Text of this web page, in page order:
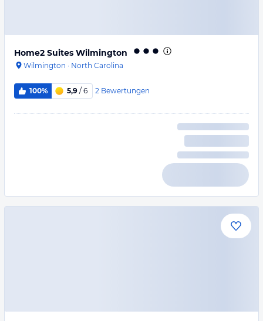
Home2 Suites Wilmington
Wilmington · North Carolina
100% 5,9 / 6 2 Bewertungen